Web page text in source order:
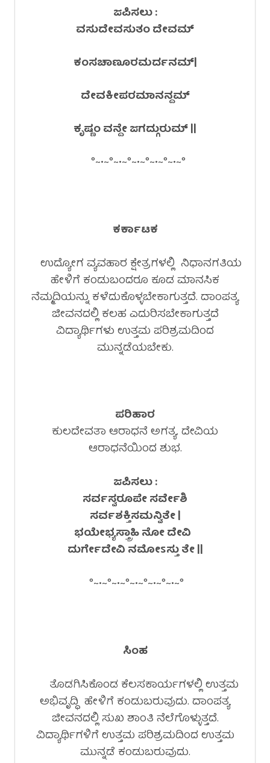
ಜಪಿಸಲು :
ವಸುದೇವಸುತಂ ದೇವಮ್
ಕಂಸಚಾಣೂರಮರ್ದನಮ್|
ದೇವಕೀಪರಮಾನನ್ದಮ್
ಕೃಷ್ಣಂ ವನ್ದೇ ಜಗದ್ಗುರುಮ್ ||
°~•~°~•~°~•~°~•~°~•~°
ಕರ್ಕಾಟಕ
ಉದ್ಯೋಗ ವ್ಯವಹಾರ ಕ್ಷೇತ್ರಗಳಲ್ಲಿ ನಿಧಾನಗತಿಯ
ಹೇಳಿಗೆ ಕಂಡುಬಂದರೂ ಕೂಡ ಮಾನಸಿಕ
ನೆಮ್ಮದಿಯನ್ನು ಕಳೆದುಕೊಳ್ಳಬೇಕಾಗುತ್ತದೆ. ದಾಂಪತ್ಯ
ಜೀವನದಲ್ಲಿ ಕಲಹ ಎದುರಿಸಬೇಕಾಗುತ್ತದೆ
ವಿದ್ಯಾರ್ಥಿಗಳು ಉತ್ತಮ ಪರಿಶ್ರಮದಿಂದ
ಮುನ್ನಡೆಯಬೇಕು.
ಪರಿಹಾರ
ಕುಲದೇವತಾ ಆರಾಧನೆ ಅಗತ್ಯ. ದೇವಿಯ
ಆರಾಧನೆಯಿಂದ ಶುಭ.
ಜಪಿಸಲು :
ಸರ್ವಸ್ವರೂಪೇ ಸರ್ವೇಶಿ
ಸರ್ವಶಕ್ತಿಸಮನ್ವಿತೇ |
ಭಯೇಭ್ಯಸ್ತ್ರಾಹಿ ನೋ ದೇವಿ
ದುರ್ಗೇದೇವಿ ನಮೋಽಸ್ತು ತೇ ||
°~•~°~•~°~•~°~•~°~•~°
ಸಿಂಹ
ತೊಡಗಿಸಿಕೊಂಡ ಕೆಲಸಕಾರ್ಯಗಳಲ್ಲಿ ಉತ್ತಮ
ಅಭಿವೃದ್ಧಿ ಹೇಳಿಗೆ ಕಂಡುಬರುವುದು. ದಾಂಪತ್ಯ
ಜೀವನದಲ್ಲಿ ಸುಖ ಶಾಂತಿ ನೆಲೆಗೊಳ್ಳುತ್ತದೆ.
ವಿದ್ಯಾರ್ಥಿಗಳಿಗೆ ಉತ್ತಮ ಪರಿಶ್ರಮದಿಂದ ಉತ್ತಮ
ಮುನ್ನಡೆ ಕಂಡುಬರುವುದು.